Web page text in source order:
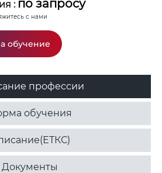
: по запросу
с нами
обучение
профессии
обучения
Документы